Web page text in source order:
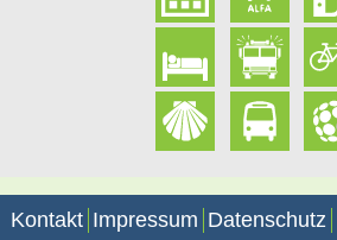
Kontakt Impressum Datenschutz